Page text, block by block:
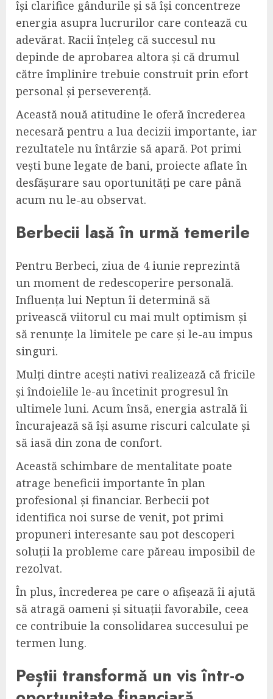
își clarifice gândurile și să își concentreze
energia asupra lucrurilor care contează cu
adevărat. Racii înțeleg că succesul nu
depinde de aprobarea altora și că drumul
către împlinire trebuie construit prin efort
personal și perseverență.
Această nouă atitudine le oferă încrederea
necesară pentru a lua decizii importante, iar
rezultatele nu întârzie să apară. Pot primi
vești bune legate de bani, proiecte aflate în
desfășurare sau oportunități pe care până
acum nu le-au observat.
Berbecii lasă în urmă temerile
Pentru Berbeci, ziua de 4 iunie reprezintă
un moment de redescoperire personală.
Influența lui Neptun îi determină să
privească viitorul cu mai mult optimism și
să renunțe la limitele pe care și le-au impus
singuri.
Mulți dintre acești nativi realizează că fricile
și îndoielile le-au încetinit progresul în
ultimele luni. Acum însă, energia astrală îi
încurajează să își asume riscuri calculate și
să iasă din zona de confort.
Această schimbare de mentalitate poate
atrage beneficii importante în plan
profesional și financiar. Berbecii pot
identifica noi surse de venit, pot primi
propuneri interesante sau pot descoperi
soluții la probleme care păreau imposibil de
rezolvat.
În plus, încrederea pe care o afișează îi ajută
să atragă oameni și situații favorabile, ceea
ce contribuie la consolidarea succesului pe
termen lung.
Peștii transformă un vis într-o